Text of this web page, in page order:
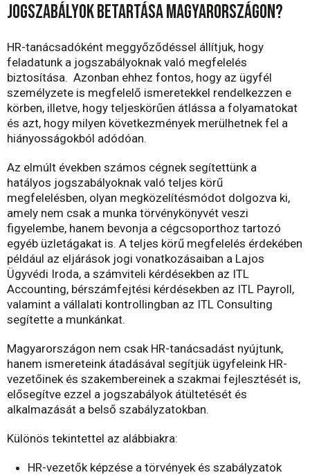
jogszabályok betartása Magyarországon?
HR-tanácsadóként meggyőződéssel állítjuk, hogy
feladatunk a jogszabályoknak való megfelelés
biztosítása. Azonban ehhez fontos, hogy az ügyfél
személyzete is megfelelő ismeretekkel rendelkezzen e
körben, illetve, hogy teljeskörűen átlássa a folyamatokat
és azt, hogy milyen következmények merülhetnek fel a
hiányosságokból adódóan.
Az elmúlt években számos cégnek segítettünk a
hatályos jogszabályoknak való teljes körű
megfelelésben, olyan megközelítésmódot dolgozva ki,
amely nem csak a munka törvénykönyvét veszi
figyelembe, hanem bevonja a cégcsoporthoz tartozó
egyéb üzletágakat is. A teljes körű megfelelés érdekében
például az eljárások jogi vonatkozásaiban a Lajos
Ügyvédi Iroda, a számviteli kérdésekben az ITL
Accounting, bérszámfejtési kérdésekben az ITL Payroll,
valamint a vállalati kontrollingban az ITL Consulting
segítette a munkánkat.
Magyarországon nem csak HR-tanácsadást nyújtunk,
hanem ismereteink átadásával segítjük ügyfeleink HR-
vezetőinek és szakembereinek a szakmai fejlesztését is,
elősegítve ezzel a jogszabályok átültetését és
alkalmazását a belső szabályzatokban.
Különös tekintettel az alábbiakra:
HR-vezetők képzése a törvények és szabályzatok